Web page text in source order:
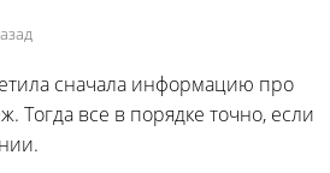
сначала информацию про
Тогда все в порядке точно, если